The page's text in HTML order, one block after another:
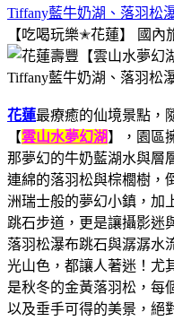
Tiffany藍牛奶湖、落羽松
【吃喝玩樂✭花蓮】
國內
花蓮最療癒的仙境景點，
【雲山水夢幻湖】，園區
那夢幻的牛奶藍湖水與層
連綿的落羽松與棕櫚樹，
洲瑞士般的夢幻小鎮，加
跳石步道，更是讓攝影迷
落羽松瀑布跳石與潺潺水
光山色，都讓人著迷！尤
是秋冬的金黃落羽松，每
以及垂手可得的美景，絕